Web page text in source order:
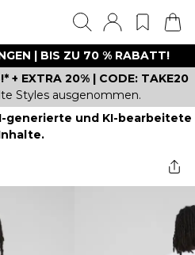
| BIS ZU 70 % RABATT!
+ EXTRA 20% | CODE: TAKE20
Styles ausgenommen.
generierte und KI-bearbeitete